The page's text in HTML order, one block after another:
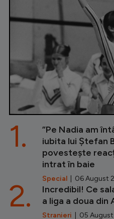
”Pe Nadia am
iubita lui Ștefan
povestește
intrat în baie
Special | 06 August
1.
Incredibil! Ce
a liga a doua din
Stranieri | 05
2.